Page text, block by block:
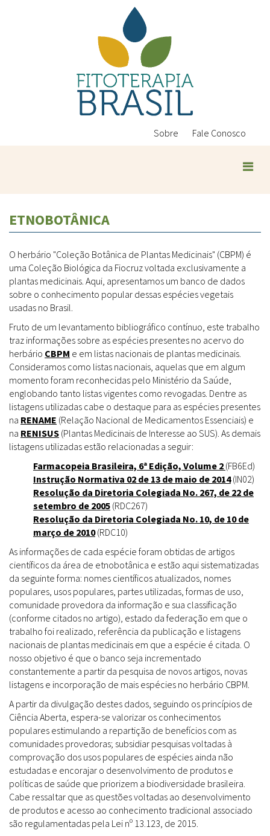
Sobre Fale Conosco
ETNOBOTÂNICA
O herbário "Coleção Botânica de Plantas Medicinais" (CBPM) é
uma Coleção Biológica da Fiocruz voltada exclusivamente a
plantas medicinais. Aqui, apresentamos um banco de dados
sobre o conhecimento popular dessas espécies vegetais
usadas no Brasil.
Fruto de um levantamento bibliográfico contínuo, este trabalho
traz informações sobre as espécies presentes no acervo do
herbário CBPM e em listas nacionais de plantas medicinais.
Consideramos como listas nacionais, aquelas que em algum
momento foram reconhecidas pelo Ministério da Saúde,
englobando tanto listas vigentes como revogadas. Dentre as
listagens utilizadas cabe o destaque para as espécies presentes
na RENAME (Relação Nacional de Medicamentos Essenciais) e
na RENISUS (Plantas Medicinais de Interesse ao SUS). As demais
listagens utilizadas estão relacionadas a seguir:
Farmacopeia Brasileira, 6ª Edição, Volume 2 (FB6Ed)
Instrução Normativa 02 de 13 de maio de 2014(IN02)
Resolução da Diretoria Colegiada No. 267, de 22 de
setembro de 2005 (RDC267)
Resolução da Diretoria Colegiada No. 10, de 10 de
março de 2010(RDC10)
As informações de cada espécie foram obtidas de artigos
científicos da área de etnobotânica e estão aqui sistematizadas
da seguinte forma: nomes científicos atualizados, nomes
populares, usos populares, partes utilizadas, formas de uso,
comunidade provedora da informação e sua classificação
(conforme citados no artigo), estado da federação em que o
trabalho foi realizado, referência da publicação e listagens
nacionais de plantas medicinais em que a espécie é citada. O
nosso objetivo é que o banco seja incrementado
constantemente a partir da pesquisa de novos artigos, novas
listagens e incorporação de mais espécies no herbário CBPM.
A partir da divulgação destes dados, seguindo os princípios de
Ciência Aberta, espera-se valorizar os conhecimentos
populares estimulando a repartição de benefícios com as
comunidades provedoras; subsidiar pesquisas voltadas à
comprovação dos usos populares de espécies ainda não
estudadas e encorajar o desenvolvimento de produtos e
políticas de saúde que priorizem a biodiversidade brasileira.
Cabe ressaltar que as questões voltadas ao desenvolvimento
de produtos e acesso ao conhecimento tradicional associado
são regulamentadas pela Lei nº 13.123, de 2015.